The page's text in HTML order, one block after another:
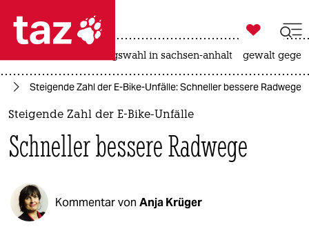
 taz zahl ich
taz zahl ich
themen
politik
öko
gesellschaft

taz zahl ich
landtagswahl in sachsen-anhalt gewalt
Steigende Zahl der E-Bike-Unfälle: Schneller bessere Radwege
Steigende Zahl der E-Bike-Unfälle
Schneller bessere Radwege
Kommentar von Anja Krüger